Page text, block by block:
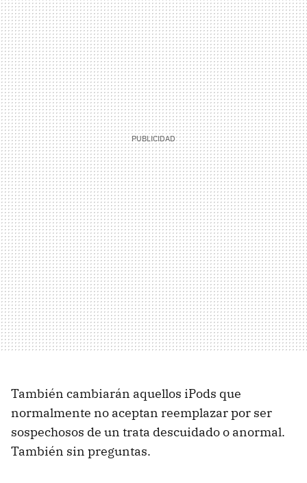
También cambiarán aquellos iPods que
normalmente no aceptan reemplazar por ser
sospechosos de un trata descuidado o anormal.
También sin preguntas.